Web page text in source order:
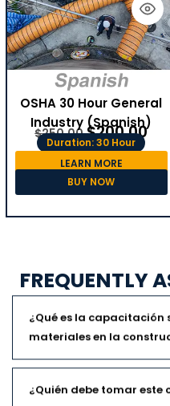
OSHA 30 Hour General
Industry (Spanish)
$250.00 $200.00
Duration: 30 Hour
LEARN MORE
BUY NOW
FREQUENTLY
¿Qué es la capacitación
materiales en la
¿Quién debe tomar este